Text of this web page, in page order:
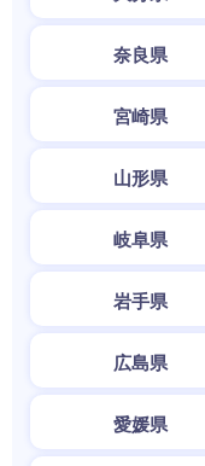
奈良県
宮崎県
山形県
岐阜県
岩手県
広島県
愛媛県